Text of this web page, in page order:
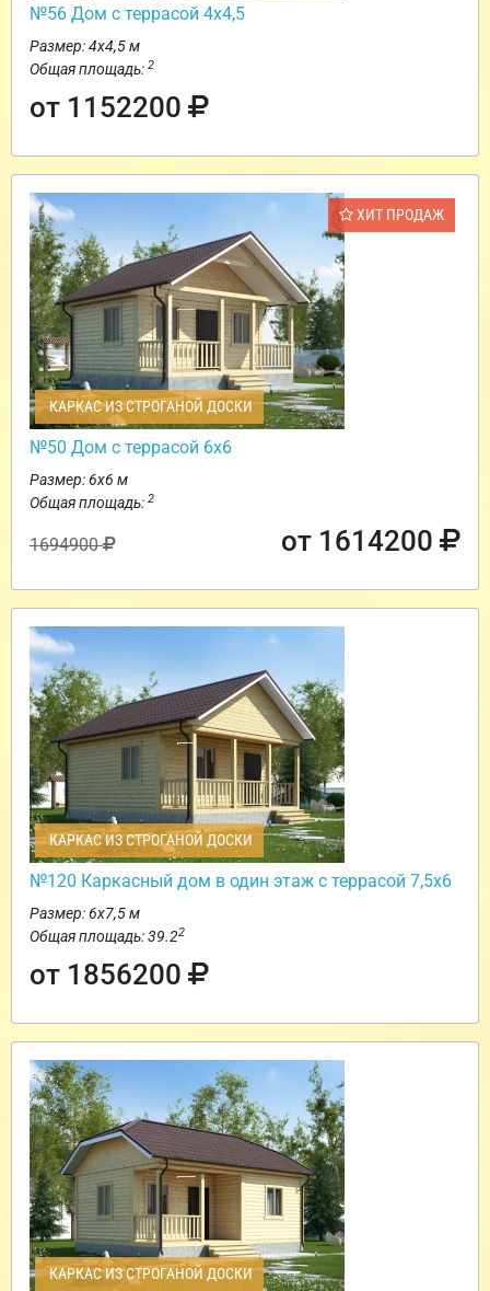
№56 Дом с террасой 4х4,5
Размер: 4х4,5 м
Общая площадь: 2
от 1152200
ХИТ ПРОДАЖ
КАРКАС ИЗ СТРОГАНОЙ ДОСКИ
№50 Дом с террасой 6х6
Размер: 6х6 м
Общая площадь: 2
1694900 от 1614200
КАРКАС ИЗ СТРОГАНОЙ ДОСКИ
№120 Каркасный дом в один этаж с террасой 7,5х6
Размер: 6х7,5 м
Общая площадь: 39.22
от 1856200
КАРКАС ИЗ СТРОГАНОЙ ДОСКИ